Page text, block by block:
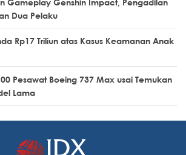
Dua Pelaku
Rp17 Triliun atas Kasus Keamanan Anak
Pesawat Boeing 737 Max usai Temukan
Lama